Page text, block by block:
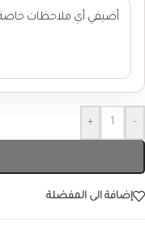
-
+
إضافة الى المفضلة